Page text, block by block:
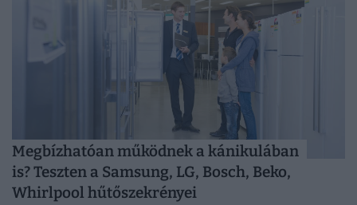
Megbízhatóan működnek a kánikulában
is? Teszten a Samsung, LG, Bosch, Beko,
Whirlpool hűtőszekrényei